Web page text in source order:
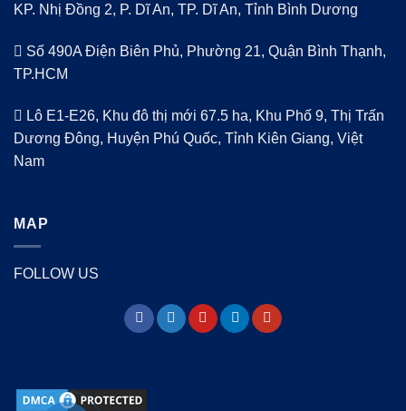
KP. Nhị Đồng 2, P. Dĩ An, TP. Dĩ An, Tỉnh Bình Dương
Số 490A Điện Biên Phủ, Phường 21, Quận Bình Thạnh,
TP.HCM
Lô E1-E26, Khu đô thị mới 67.5 ha, Khu Phố 9, Thị Trấn
Dương Đông, Huyện Phú Quốc, Tỉnh Kiên Giang, Việt
Nam
MAP
FOLLOW US